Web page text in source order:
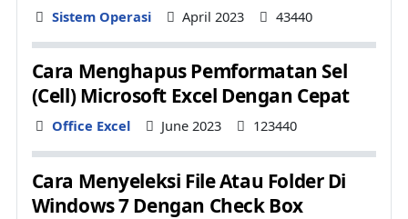
Details
Sistem Operasi April 2023 43440
Cara Menghapus Pemformatan Sel
(Cell) Microsoft Excel Dengan Cepat
Details
Office Excel June 2023 123440
Cara Menyeleksi File Atau Folder Di
Windows 7 Dengan Check Box